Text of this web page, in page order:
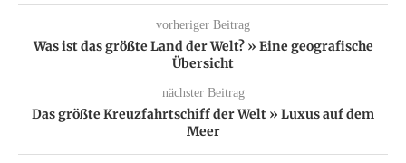
vorheriger Beitrag
Was ist das größte Land der Welt? » Eine geografische
Übersicht
nächster Beitrag
Das größte Kreuzfahrtschiff der Welt » Luxus auf dem
Meer